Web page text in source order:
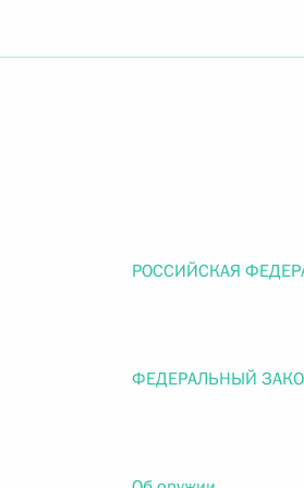
Федеральный закон от
РОССИЙСКАЯ
ФЕДЕРАЛЬНЫЙ